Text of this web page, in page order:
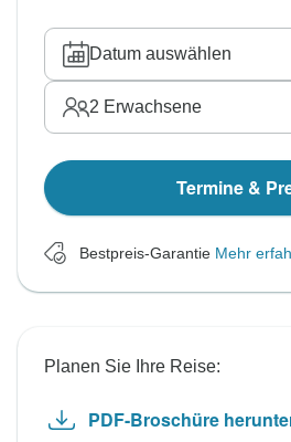
Datum auswählen
2 Erwachsene
Termine &
Bestpreis-Garantie Mehr
Planen Sie Ihre Reise:
PDF-Broschüre